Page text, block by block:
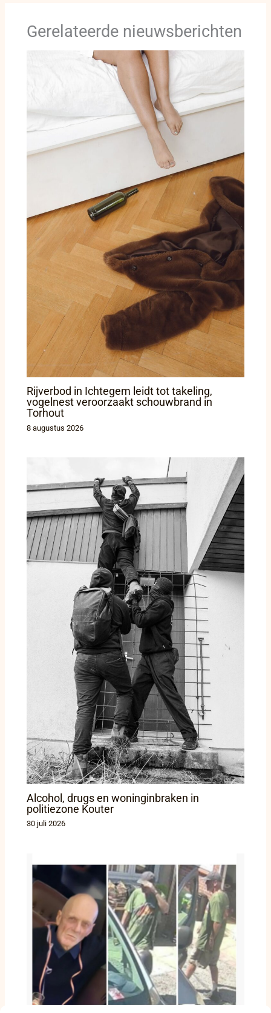
Gerelateerde nieuwsberichten
Rijverbod in Ichtegem leidt tot takeling,
vogelnest veroorzaakt schouwbrand in
Torhout
8 augustus 2026
Alcohol, drugs en woninginbraken in
politiezone Kouter
30 juli 2026